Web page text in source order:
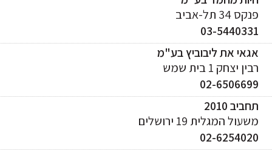
34 תל-אביב
03-
את ליבוביץ בע"מ
יצחק 1 בית שמש
02-
2010
המגלית 19 ירושלים
02-